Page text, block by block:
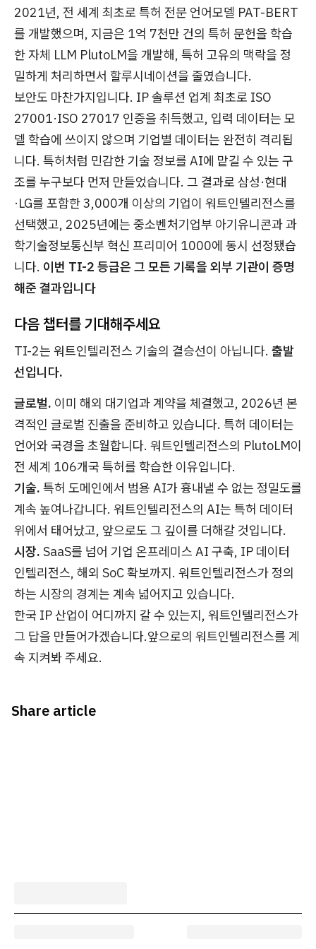
2021년, 전 세계 최초로 특허 전문 언어모델 PAT-BERT
를 개발했으며, 지금은 1억 7천만 건의 특허 문헌을 학습
한 자체 LLM PlutoLM을 개발해, 특허 고유의 맥락을 정
밀하게 처리하면서 할루시네이션을 줄였습니다.
보안도 마찬가지입니다. IP 솔루션 업계 최초로 ISO
27001·ISO 27017 인증을 취득했고, 입력 데이터는 모
델 학습에 쓰이지 않으며 기업별 데이터는 완전히 격리됩
니다. 특허처럼 민감한 기술 정보를 AI에 맡길 수 있는 구
조를 누구보다 먼저 만들었습니다. 그 결과로 삼성·현대
·LG를 포함한 3,000개 이상의 기업이 워트인텔리전스를
선택했고, 2025년에는 중소벤처기업부 아기유니콘과 과
학기술정보통신부 혁신 프리미어 1000에 동시 선정됐습
니다. 이번 TI-2 등급은 그 모든 기록을 외부 기관이 증명
해준 결과입니다
다음 챕터를 기대해주세요
TI-2는 워트인텔리전스 기술의 결승선이 아닙니다. 출발
선입니다.
글로벌. 이미 해외 대기업과 계약을 체결했고, 2026년 본
격적인 글로벌 진출을 준비하고 있습니다. 특허 데이터는
언어와 국경을 초월합니다. 워트인텔리전스의 PlutoLM이
전 세계 106개국 특허를 학습한 이유입니다.
기술. 특허 도메인에서 범용 AI가 흉내낼 수 없는 정밀도를
계속 높여나갑니다. 워트인텔리전스의 AI는 특허 데이터
위에서 태어났고, 앞으로도 그 깊이를 더해갈 것입니다.
시장. SaaS를 넘어 기업 온프레미스 AI 구축, IP 데이터
인텔리전스, 해외 SoC 확보까지. 워트인텔리전스가 정의
하는 시장의 경계는 계속 넓어지고 있습니다.
한국 IP 산업이 어디까지 갈 수 있는지, 워트인텔리전스가
그 답을 만들어가겠습니다.앞으로의 워트인텔리전스를 계
속 지켜봐 주세요.
Share article